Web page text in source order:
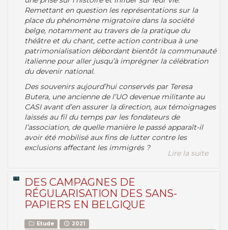
Remettant en question les représentations sur la
place du phénomène migratoire dans la société
belge, notamment au travers de la pratique du
théâtre et du chant, cette action contribua à une
patrimonialisation débordant bientôt la communauté
italienne pour aller jusqu’à imprégner la célébration
du devenir national.
Des souvenirs aujourd’hui conservés par Teresa
Butera, une ancienne de l’UO devenue militante au
CASI avant d’en assurer la direction, aux témoignages
laissés au fil du temps par les fondateurs de
l’association, de quelle manière le passé apparaît-il
avoir été mobilisé aux fins de lutter contre les
exclusions affectant les immigrés ?
Lire la suite
DES CAMPAGNES DE
RÉGULARISATION DES SANS-
PAPIERS EN BELGIQUE
Etude
2021